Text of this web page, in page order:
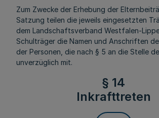
Zum Zwecke der Erhebung der
Satzung teilen die jeweils eingesetzten
dem Landschaftsverband Westfalen-
Schulträger die Namen und Anschriften
der Personen, die nach § 5 an die Stelle
unverzüglich mit.
§ 14
Inkrafttreten